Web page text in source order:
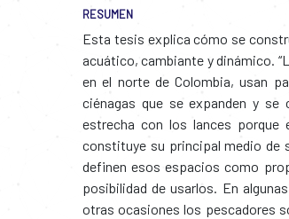
RESUMEN
Esta tesis explica cómo se
acuático, cambiante y dinámico.
en el norte de Colombia, usan
ciénagas que se expanden y se
estrecha con los lances porque
constituye su principal medio de
definen esos espacios como
posibilidad de usarlos. En
otras ocasiones los pescadores